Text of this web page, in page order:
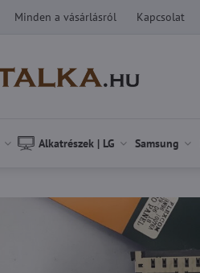
Minden a vásárlásról Kapcsolat
Alkatrészek | LG Samsung